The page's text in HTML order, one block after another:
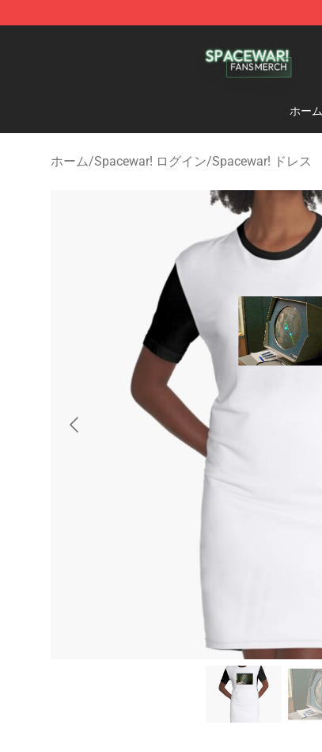
ホーム
ホーム/Spacewar! ログイン/Spacewar! ドレス